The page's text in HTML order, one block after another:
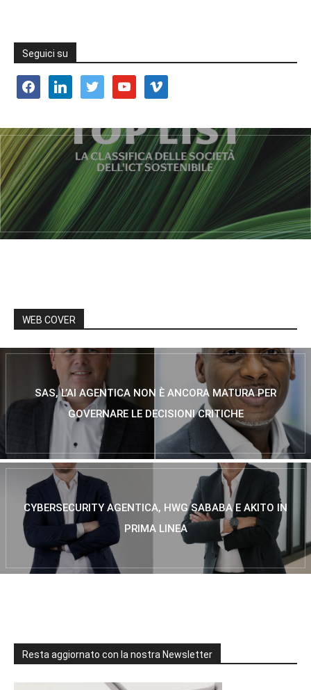
Seguici su
facebooklinkedin twitter youtube vimeo
WEB COVER
SAS, L’AI AGENTICA NON È ANCORA MATURA PER
GOVERNARE LE DECISIONI CRITICHE
CYBERSECURITY AGENTICA, HWG SABABA E AKITO IN
PRIMA LINEA
Resta aggiornato con la nostra Newsletter